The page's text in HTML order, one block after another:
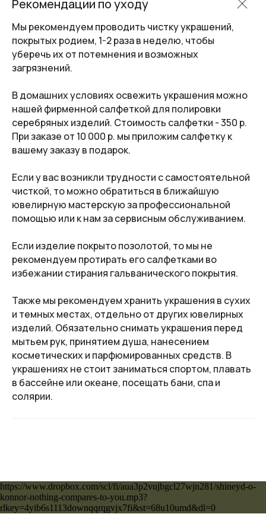
Рекомендации по уходу
Мы рекомендуем проводить чистку украшений,
покрытых родием, 1-2 раза в неделю, чтобы
уберечь их от потемнения и возможных
загрязнений.
В домашних условиях освежить украшения можно
нашей фирменной салфеткой для полировки
серебряных изделий. Стоимость салфетки - 350 р.
При заказе от 10 000 р. мы приложим салфетку к
вашему заказу в подарок.
Если у вас возникли трудности с самостоятельной
чисткой, то можно обратиться в ближайшую
ювелирную мастерскую за профессиональной
помощью или к нам за сервисным обслуживанием.
Если изделие покрыто позолотой, то мы не
рекомендуем протирать его салфетками во
избежании стирания гальванического покрытия.
Также мы рекомендуем хранить украшения в сухих
и темных местах, отдельно от других ювелирных
изделий. Обязательно снимать украшения перед
мытьем рук, принятием душа, нанесением
косметических и парфюмированных средств. В
украшениях не стоит заниматься спортом, плавать
в бассейне или океане, посещать бани, спа и
солярии.
https://www.dropbox.com/scl/fi/aua3p2vujbgcl27wjn281/shineyd-o-
konnor-nothing-compares-to-you.mp3?
rlkey=4yib6s1113downqqrqgvjx7fi&st=68u10umd&dl=0
Авторские права © 2026 Mari Cush. Все права
защищены.
I
Политика обработки
персональных данных
Договор оферты
*принадлежит Meta. Признана экстремистской
организацией и запрещена на территории РФ.
ИНН 440118673984
ОГРНИП 320440100000617
ИП Якунина Мария Дмитриевна
№ 44-25-007781